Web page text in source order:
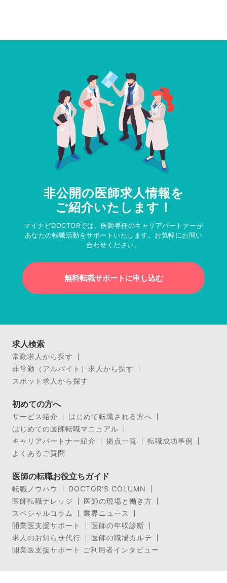
非公開の医師求人情報を
ご紹介いたします！
マイナビDOCTORでは、医師専任のキャリアパートナーが
あなたの転職活動をサポートいたします。お気軽にお問い
合わせください。
無料転職サポートに申し込む
求人検索
常勤求人から探す
非常勤（アルバイト）求人から探す
スポット求人から探す
初めての方へ
サービス紹介
はじめて転職される方へ
はじめての医師転職マニュアル
キャリアパートナー紹介
拠点一覧
転職成功事例
よくあるご質問
医師の転職お役立ちガイド
転職ノウハウ
DOCTOR’S COLUMN
医師転職ナレッジ
医師の現場と働き方
スペシャルコラム
業界ニュース
開業医支援サポート
医師の年収診断
求人のお知らせ代行
医師の職場カルテ
開業医支援サポート ご利用者インタビュー